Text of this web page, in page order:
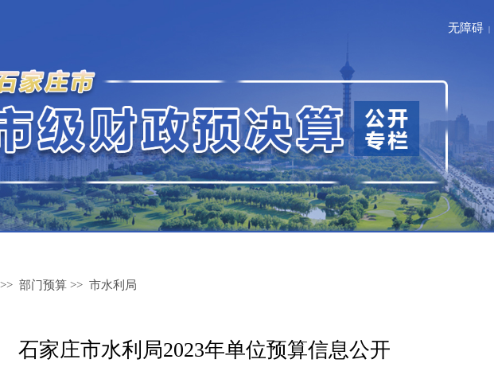
无障碍|
>> 部门预算 >> 市水利局
石家庄市水利局2023年单位预算信息公开